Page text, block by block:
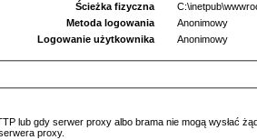
Ścieżka fizyczna
Metoda logowania
Anonimowy
Logowanie użytkownika
Anonimowy
lub gdy serwer proxy albo brama nie mogą
proxy.